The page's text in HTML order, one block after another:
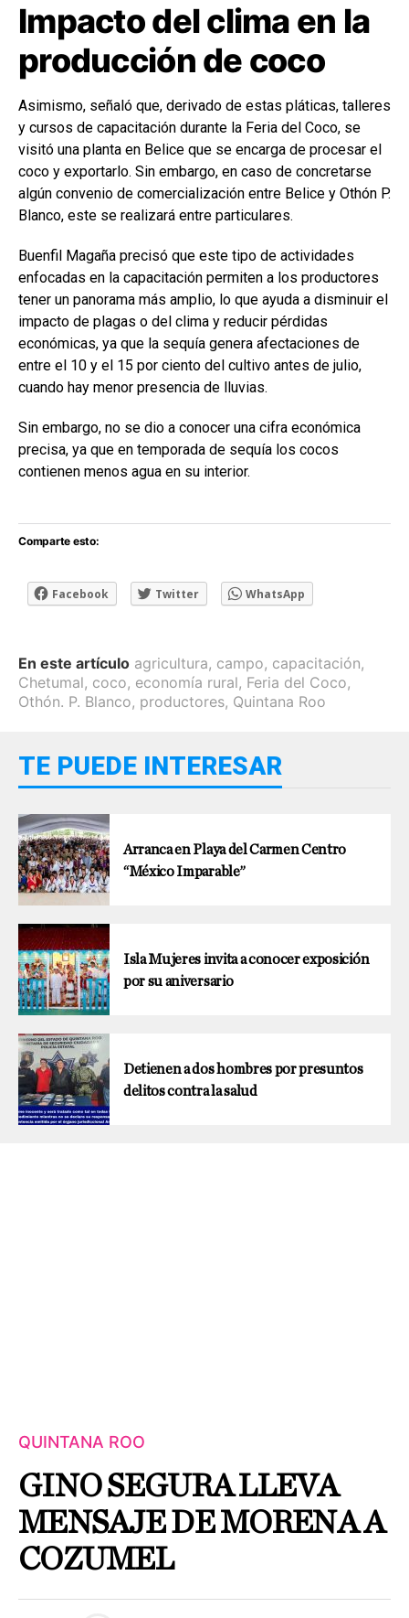
Impacto del clima en la
producción de coco
Asimismo, señaló que, derivado de estas pláticas, talleres
y cursos de capacitación durante la Feria del Coco, se
visitó una planta en Belice que se encarga de procesar el
coco y exportarlo. Sin embargo, en caso de concretarse
algún convenio de comercialización entre Belice y Othón P.
Blanco, este se realizará entre particulares.
Buenfil Magaña precisó que este tipo de actividades
enfocadas en la capacitación permiten a los productores
tener un panorama más amplio, lo que ayuda a disminuir el
impacto de plagas o del clima y reducir pérdidas
económicas, ya que la sequía genera afectaciones de
entre el 10 y el 15 por ciento del cultivo antes de julio,
cuando hay menor presencia de lluvias.
Sin embargo, no se dio a conocer una cifra económica
precisa, ya que en temporada de sequía los cocos
contienen menos agua en su interior.
Comparte esto:
Facebook Twitter WhatsApp
En este artículo agricultura, campo, capacitación,
Chetumal, coco, economía rural, Feria del Coco,
Othón. P. Blanco, productores, Quintana Roo
TE PUEDE INTERESAR
Arranca en Playa del Carmen Centro
“México Imparable”
Isla Mujeres invita a conocer exposición
por su aniversario
Detienen a dos hombres por presuntos
delitos contra la salud
QUINTANA ROO
GINO SEGURA LLEVA
MENSAJE DE MORENA A
COZUMEL